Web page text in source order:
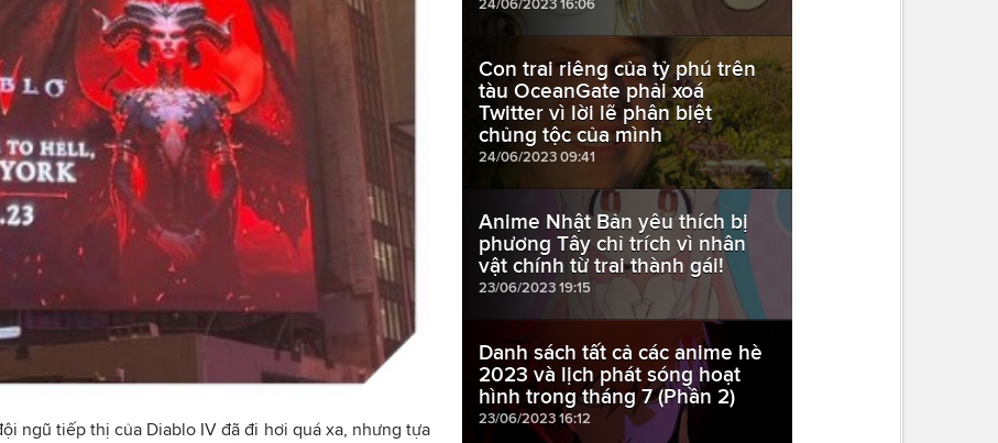
ngũ tiếp thị của Diablo IV đã đi hơi quá xa, nhưng tựa
24/06/2023 16:06
Con trai riêng của tỷ phú trên
tàu OceanGate phải xoá
Twitter vì lời lẽ phân biệt
chủng tộc của mình
24/06/2023 09:41
Anime Nhật Bản yêu thích bị
phương Tây chỉ trích vì nhân
vật chính từ trai thành gái!
23/06/2023 19:15
Danh sách tất cả các anime hè
2023 và lịch phát sóng hoạt
hình trong tháng 7 (Phần 2)
23/06/2023 16:12